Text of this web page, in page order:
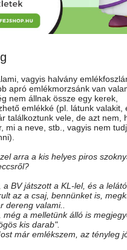
vagyis halvány
apró emlékmorzsánk van
nem állnak össze egy kerek,
emlékké (pl. látunk valakit,
találkoztunk vele, de azt nem,
mi a neve, stb., vagyis nem
arra a kis helyes piros
a BV játszott a KL-lel, és a
az a csaj, bennünket is,
dereng valami..
még a melletünk álló is
kis darab".
már emlékszem, az tényleg